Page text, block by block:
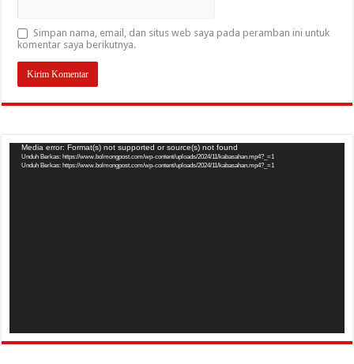
Simpan nama, email, dan situs web saya pada peramban ini untuk
komentar saya berikutnya.
Pemutar
Video
Media error: Format(s) not supported or source(s) not found
Unduh Berkas: https://www.bolmongpost.com/wp-content/uploads/2024/11/kabasahan.mp4?_=1
Unduh Berkas: https://www.bolmongpost.com/wp-content/uploads/2024/11/kabasahan.mp4?_=1